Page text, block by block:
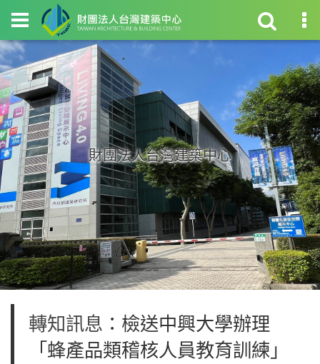
財團法人台灣建築中心
轉知訊息 ：檢送中興大學辦理
「蜂產品類稽核人員教育訓練」